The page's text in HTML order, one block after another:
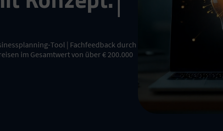
Tool | Fachfeedback durch
im Gesamtwert von über € 200.000